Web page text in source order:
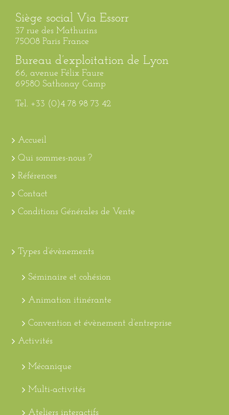
Siège social Via Essorr
37 rue des Mathurins
75008 Paris France
Bureau d’exploitation de Lyon
66, avenue Félix Faure
69580 Sathonay Camp
Tel. +33 (0)4 78 98 73 42
Accueil
Qui sommes-nous ?
Références
Contact
Conditions Générales de Vente
Types d’évènements
Séminaire et cohésion
Animation itinérante
Convention et évènement d’entreprise
Activités
Mécanique
Multi-activités
Ateliers interactifs